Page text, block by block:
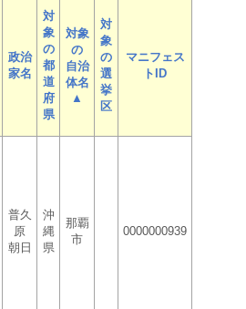
政治
家名
対
象
の
都
道
府
県
対象
の
自治
体名
▲
対
象
の
選
挙
区
マニフェス
トID
普久
原
朝日
沖
縄
県
那覇
市
0000000939